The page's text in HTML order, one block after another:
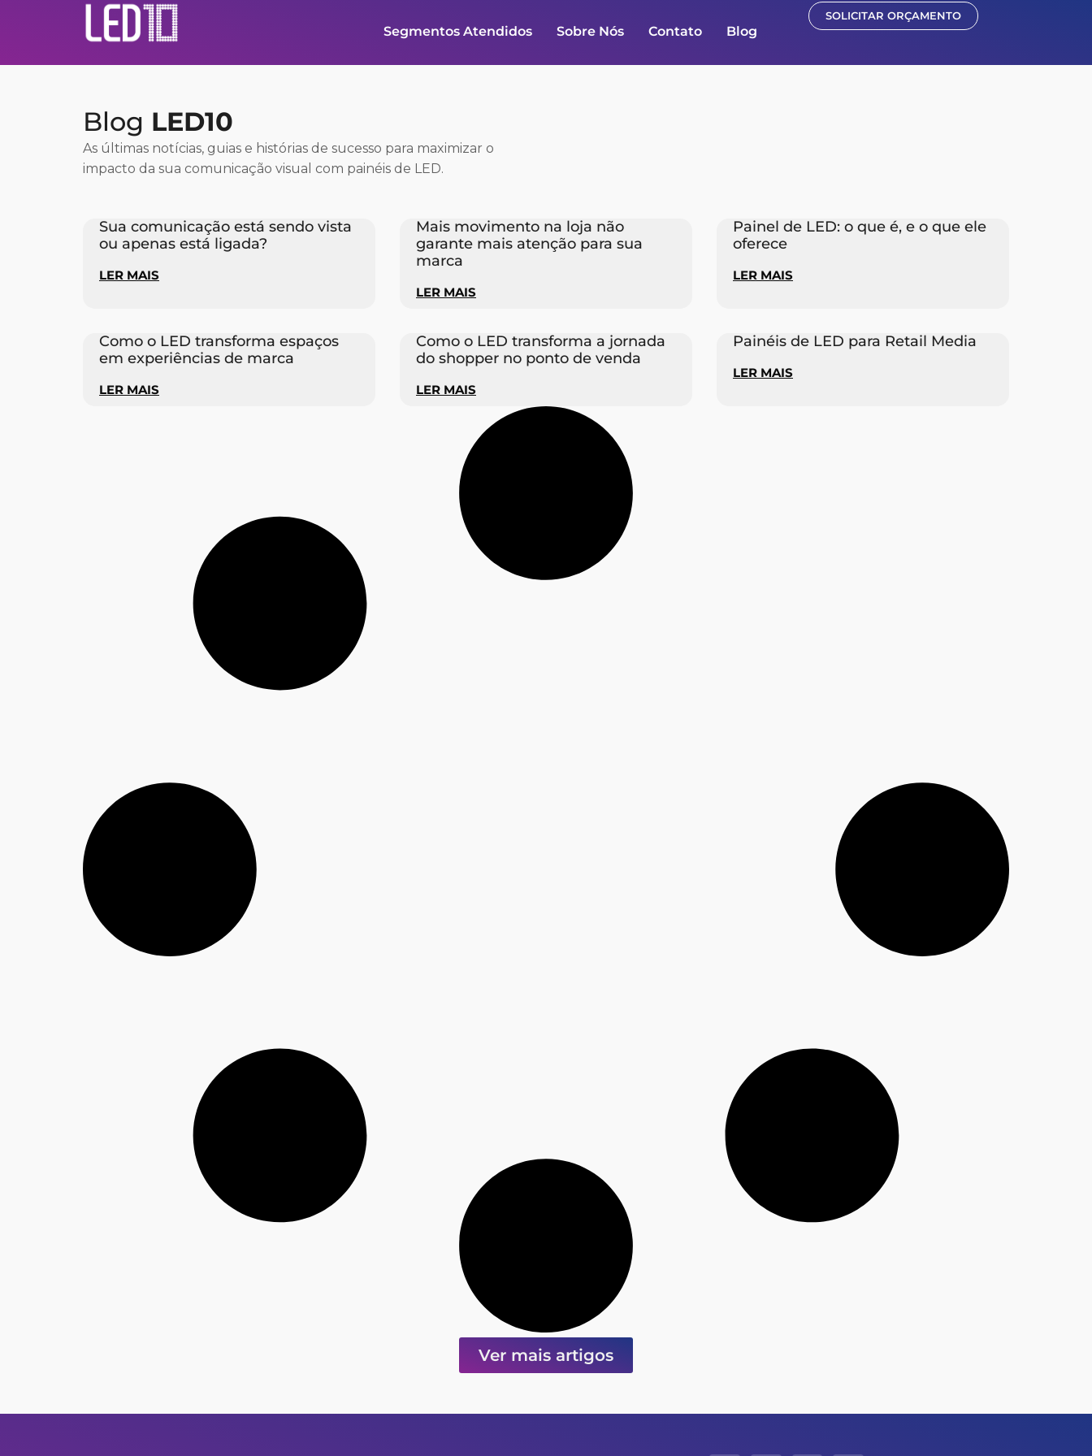
Segmentos Atendidos Sobre Nós Contato Blog
SOLICITAR ORÇAMENTO
Blog LED10
As últimas notícias, guias e histórias de sucesso para maximizar o
impacto da sua comunicação visual com painéis de LED.
Sua comunicação está sendo vista
ou apenas está ligada?
LER MAIS
Mais movimento na loja não
garante mais atenção para sua
marca
LER MAIS
Painel de LED: o que é, e o que ele
oferece
LER MAIS
Como o LED transforma espaços
em experiências de marca
LER MAIS
Como o LED transforma a jornada
do shopper no ponto de venda
LER MAIS
Painéis de LED para Retail Media
LER MAIS
Ver mais artigos